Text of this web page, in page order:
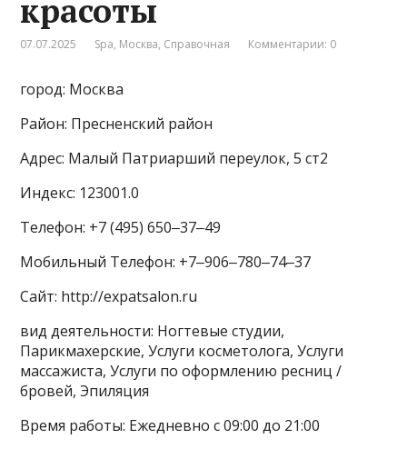
красоты
07.07.2025 Spa, Москва, Справочная Комментарии: 0
город: Москва
Район: Пресненский район
Адрес: Малый Патриарший переулок, 5 ст2
Индекс: 123001.0
Телефон: +7 (495) 650‒37‒49
Мобильный Телефон: +7‒906‒780‒74‒37
Сайт: http://expatsalon.ru
вид деятельности: Ногтевые студии,
Парикмахерские, Услуги косметолога, Услуги
массажиста, Услуги по оформлению ресниц /
бровей, Эпиляция
Время работы: Ежедневно с 09:00 до 21:00